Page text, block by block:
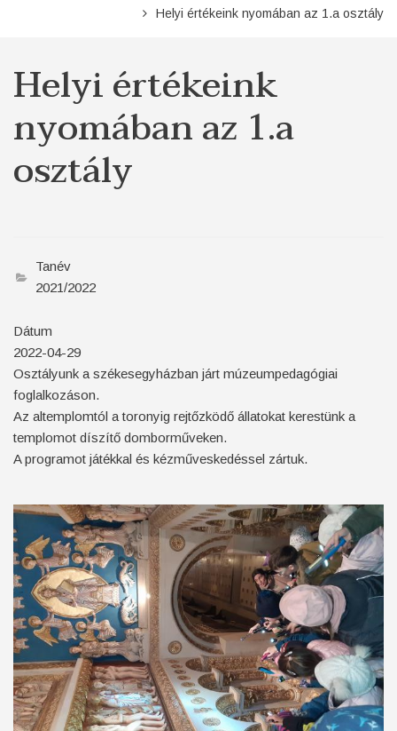
Helyi értékeink nyomában az 1.a osztály
Helyi értékeink
nyomában az 1.a
osztály
Tanév
2021/2022
Dátum
2022-04-29
Osztályunk a székesegyházban járt múzeumpedagógiai
foglalkozáson.
Az altemplomtól a toronyig rejtőzködő állatokat kerestünk a
templomot díszítő domborműveken.
A programot játékkal és kézműveskedéssel zártuk.